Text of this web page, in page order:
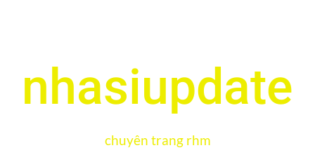
nhasiupdate
chuyên trang rhm